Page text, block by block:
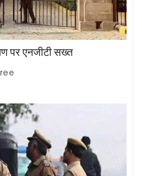
पर एनजीटी सख्त